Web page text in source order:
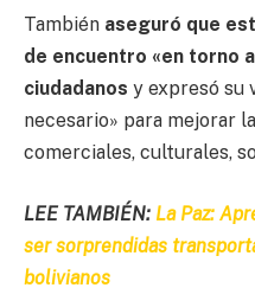
También aseguró que
de encuentro «en torno
ciudadanos y expresó su
necesario» para mejorar
comerciales, culturales,
LEE TAMBIÉN: La Paz:
ser sorprendidas
bolivianos